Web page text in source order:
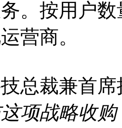
。按用户
营商。
裁兼首席
项战略收